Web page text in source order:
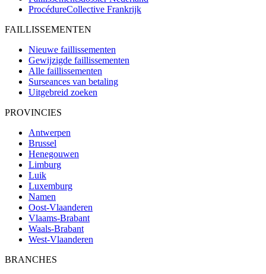
ProcédureCollective Frankrijk
FAILLISSEMENTEN
Nieuwe faillissementen
Gewijzigde faillissementen
Alle faillissementen
Surseances van betaling
Uitgebreid zoeken
PROVINCIES
Antwerpen
Brussel
Henegouwen
Limburg
Luik
Luxemburg
Namen
Oost-Vlaanderen
Vlaams-Brabant
Waals-Brabant
West-Vlaanderen
BRANCHES